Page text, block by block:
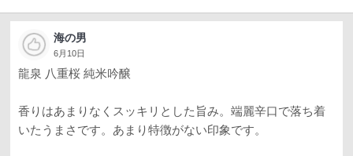
海の男
6月10日
龍泉 八重桜 純米吟醸
香りはあまりなくスッキリとした旨み。端麗辛口で落ち着
いたうまさです。あまり特徴がない印象です。